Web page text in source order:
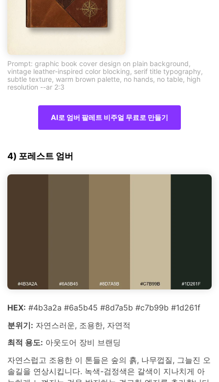
Prompt: graphic book cover design on plain background,
vintage leather-inspired color blocking, serif title typography,
subtle texture, warm brown palette, no hands, no table, high
resolution --ar 2:3
AI로 엄버 팔레트 비주얼 무료로 만들기
4) 포레스트 엄버
HEX: #4b3a2a #6a5b45 #8d7a5b #c7b99b #1d261f
분위기: 자연스러운, 조용한, 자연적
최적 용도: 아웃도어 장비 브랜딩
자연스럽고 조용한 이 톤들은 숲의 흙, 나무껍질, 그늘진 오
솔길을 연상시킵니다. 녹색-검정색은 갈색이 지나치게 아